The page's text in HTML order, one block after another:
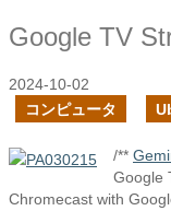
2024-10-02
コンピュータ
/**
Google
Chromecast with